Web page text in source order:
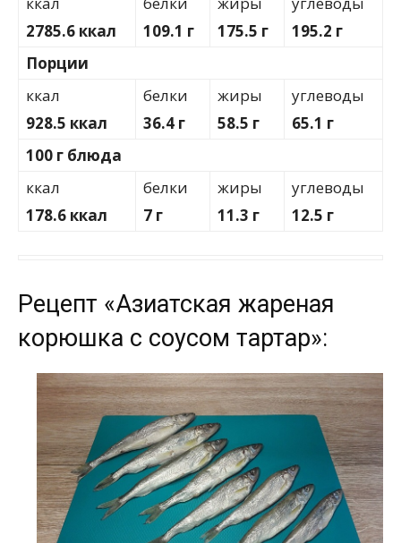
2785.6 ккал
109.1 г
175.5 г
195.2 г
Порции
ккал
928.5 ккал
белки
36.4 г
жиры
58.5 г
углеводы
65.1 г
100 г блюда
ккал
178.6 ккал
белки
7 г
жиры
11.3 г
углеводы
12.5 г
Рецепт «Азиатская жареная
корюшка с соусом тартар»: